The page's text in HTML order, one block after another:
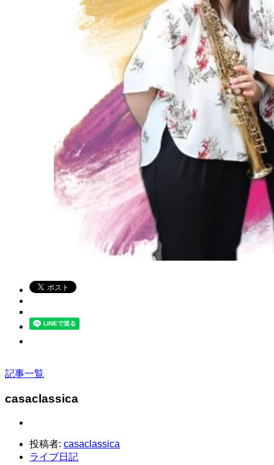
記事一覧
casaclassica
投稿者: casaclassica
ライブ日記